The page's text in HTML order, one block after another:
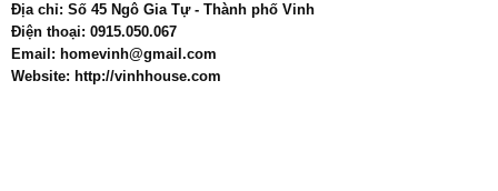
Địa chỉ: Số 45 Ngô Gia Tự - Thành phố Vinh
Điện thoại: 0915.050.067
Email: homevinh@gmail.com
Website: http://vinhhouse.com